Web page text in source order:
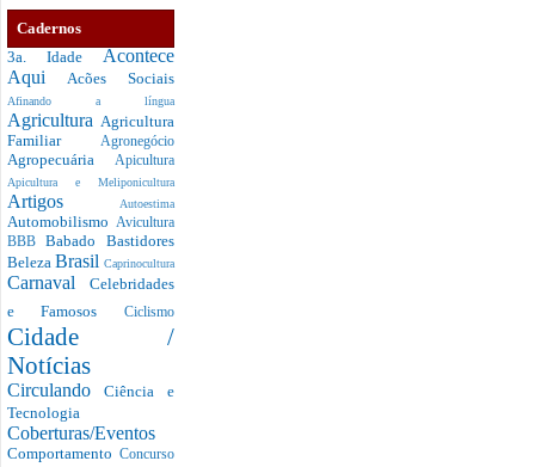
Cadernos
3a. Idade Acontece
Aqui Acões Sociais
Afinando a língua
Agricultura Agricultura
Familiar Agronegócio
Agropecuária Apicultura
Apicultura e Meliponicultura
Artigos Autoestima
Automobilismo Avicultura
BBBBabado Bastidores
Beleza Brasil Caprinocultura
Carnaval Celebridades
e Famosos Ciclismo
Cidade /
Notícias
CirculandoCiência e
Tecnologia
Coberturas/Eventos
Comportamento Concurso